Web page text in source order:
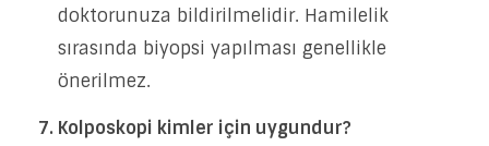
doktorunuza bildirilmelidir. Hamilelik
sırasında biyopsi yapılması genellikle
önerilmez.
7. Kolposkopi kimler için uygundur?